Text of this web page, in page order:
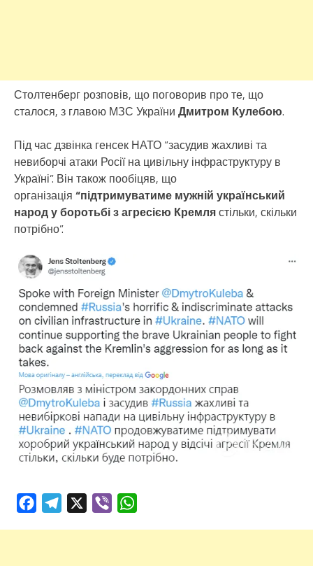
Столтенберг розповів, що поговорив про те, що
сталося, з главою МЗС України Дмитром Кулебою.
Під час дзвінка генсек НАТО “засудив жахливі та
невиборчі атаки Росії на цивільну інфраструктуру в
Україні”. Він також пообіцяв, що
організація “підтримуватиме мужній український
народ у боротьбі з агресією Кремлястільки, скільки
потрібно”.
FacebookTelegram Viber